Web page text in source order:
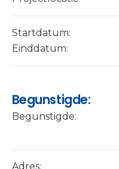
Startdatum:
Einddatum:
Begunstigde:
Begunstigde:
Adres: